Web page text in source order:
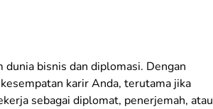
dunia bisnis dan diplomasi. Dengan
karir Anda, terutama jika
sebagai diplomat, penerjemah, atau